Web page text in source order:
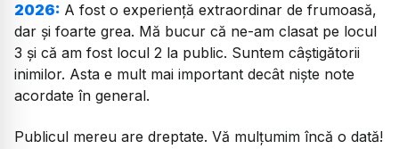
2026: A fost o experiență extraordinar de frumoasă,
dar și foarte grea. Mă bucur că ne-am clasat pe locul
3 și că am fost locul 2 la public. Suntem câștigătorii
inimilor. Asta e mult mai important decât niște note
acordate în general.
Publicul mereu are dreptate. Vă mulțumim încă o dată!